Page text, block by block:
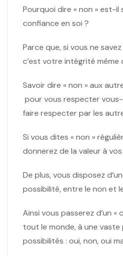
Pourquoi dire « non » est-
confiance en soi ?
Parce que, si vous ne
c’est votre intégrité même
Savoir dire « non » aux
pour vous respecter
faire respecter par les
Si vous dites « non »
donnerez de la valeur à vos
De plus, vous disposez
possibilité, entre le non et
Ainsi vous passerez d’un «
tout le monde, à une
possibilités : oui, non, oui